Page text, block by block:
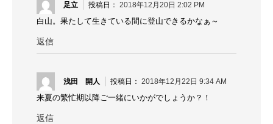
足立 2018年12月20日 2:02 PM
白山。果たして生きている間に登山できるかなぁ～
返信
浅田 開人 2018年12月22日 9:34 AM
来夏の繁忙期以降ご一緒にいかがでしょうか？！
返信